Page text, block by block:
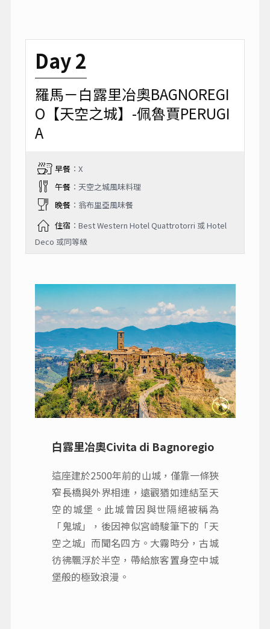
Day 2
羅馬－白露里冶奧BAGNOREGI
O【天空之城】-佩魯賈PERUGI
A
早餐：X
午餐：天空之城風味料理
晚餐：翁布里亞風味餐
住宿 ：Best Western Hotel Quattrotorri 或 Hotel
Deco 或同等級
白露里冶奧Civita di Bagnoregio
這座建於2500年前的山城，僅靠一條狹
窄長橋與外界相連，遠觀猶如連結至天
空的城堡。此城曾因與世隔絕被稱為
「鬼城」，後因神似宮崎駿筆下的「天
空之城」而聞名四方。大霧時分，古城
彷彿飄浮於半空，帶給旅客置身空中城
堡般的極致浪漫。